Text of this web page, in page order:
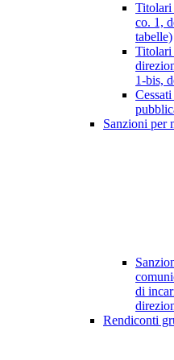
Titolari
co. 1,
tabelle)
Titolari
1-bis,
Sanzioni per
di
Rendiconti